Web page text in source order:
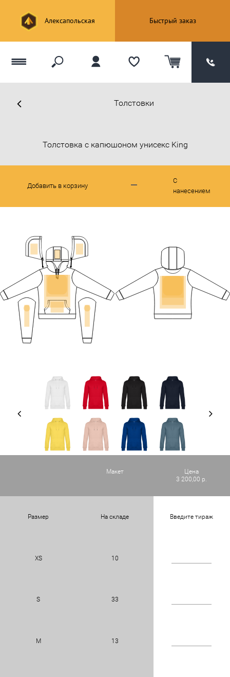
Алексапольская Быстрый заказ
Толстовки
С
нанесением
Толстовка с капюшоном унисекс King
Добавить в корзину
Макет
Цена
3 200,00 р.
Размер На складе Введите тираж
XS 10
S 33
M 13